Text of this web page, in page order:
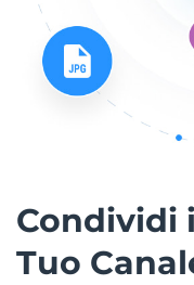
Condividi
Tuo